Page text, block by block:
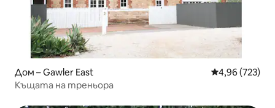
Дом – Gawler East Средна
4,96 (723)
Къщата на треньора